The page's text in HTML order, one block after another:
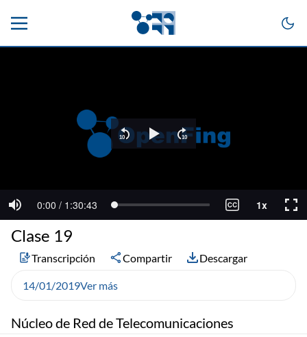
Núcleo de Red de Telecomunicaciones
Clase 19
Transcripción Compartir Descargar
14/01/2019Ver más